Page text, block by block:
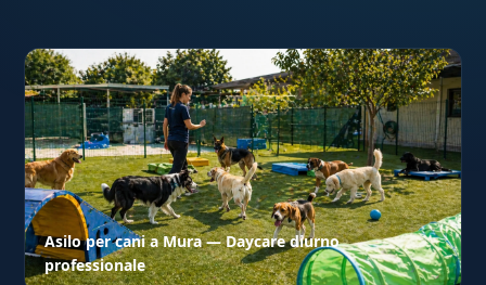
Asilo per cani a Mura — Daycare diurno
professionale